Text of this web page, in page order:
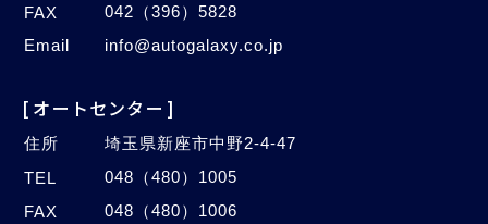
FAX
042（396）5828
Email
info@autogalaxy.co.jp
[オートセンター]
住所
埼玉県新座市中野2-4-47
TEL
048（480）1005
FAX
048（480）1006